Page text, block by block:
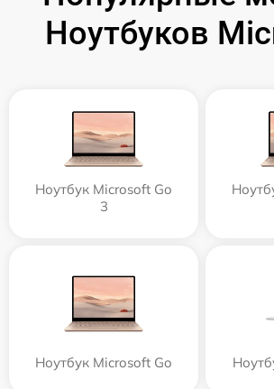
Ноутбуков
Ноутбук Microsoft Go
3
Ноутбук Microsoft Go